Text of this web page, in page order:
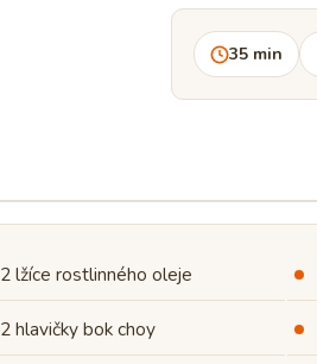
35 min
2 lžíce rostlinného oleje
2 hlavičky bok choy